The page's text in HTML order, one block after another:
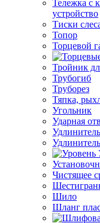
Тележка с
устройство
Тиски
Топор
Торцевой
Тройник
Трубогиб
Труборез
Тяпка,
Угольник
Ударная
Чистящее
Шило
Шланг